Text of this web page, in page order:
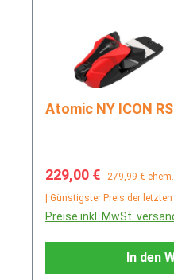
Atomic NY
Verkaufspreis:
229,00 € Regulärer Preis:
279,99 €
| Günstigster Preis der
Preise inkl. MwSt.
In den